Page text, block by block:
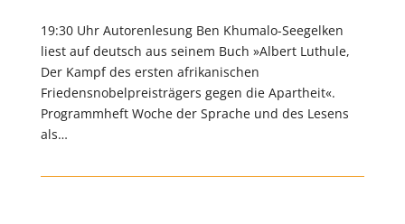
19:30 Uhr Autorenlesung Ben Khumalo-Seegelken
liest auf deutsch aus seinem Buch »Albert Luthule,
Der Kampf des ersten afrikanischen
Friedensnobelpreisträgers gegen die Apartheit«.
Programmheft Woche der Sprache und des Lesens
als…